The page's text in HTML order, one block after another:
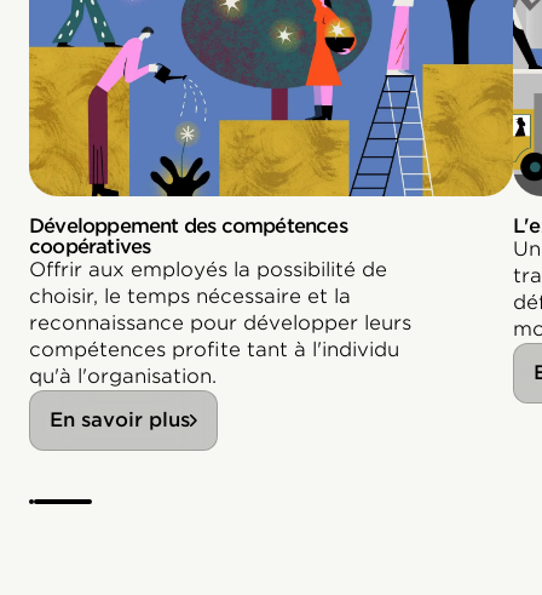
Développement des compétences
coopératives
Offrir aux employés la possibilité de
choisir, le temps nécessaire et la
reconnaissance pour développer leurs
compétences profite tant à l'individu
qu'à l'organisation.
En savoir plus